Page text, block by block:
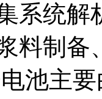
系统解
料制备
池主